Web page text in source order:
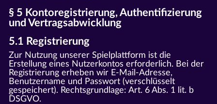
§ 5 Kontoregistrierung, Authentifizierung
und Vertragsabwicklung
5.1 Registrierung
Zur Nutzung unserer Spielplattform ist die
Erstellung eines Nutzerkontos erforderlich. Bei der
Registrierung erheben wir E-Mail-Adresse,
Benutzername und Passwort (verschlüsselt
gespeichert). Rechtsgrundlage: Art. 6 Abs. 1 lit. b
DSGVO.